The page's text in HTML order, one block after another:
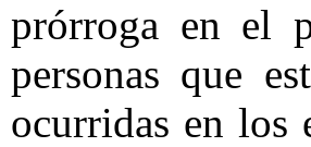
prórroga en el
personas que
ocurridas en los